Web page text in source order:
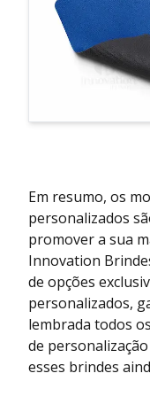
Em resumo, os
personalizados
promover a sua
Innovation
de opções
personalizados,
lembrada todos
de
esses brindes